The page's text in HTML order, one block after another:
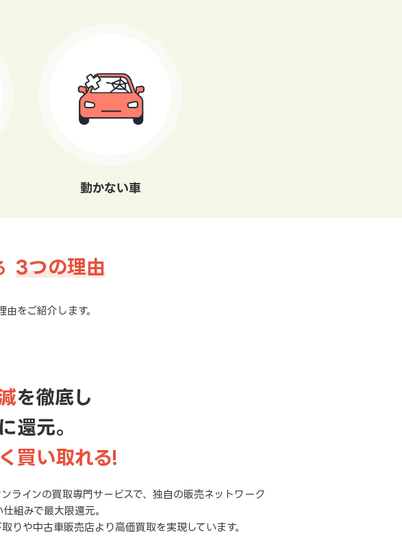
動かない車
3つの理由
をご紹介します。
を徹底し
還元。
買い取れる!
ラインの買取専門サービスで、独自の販売ネットワーク
組みで最大限還元。
りや中古車販売店より高価買取を実現しています。